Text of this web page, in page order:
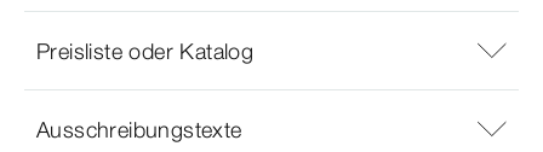
Preisliste oder Katalog
Ausschreibungstexte